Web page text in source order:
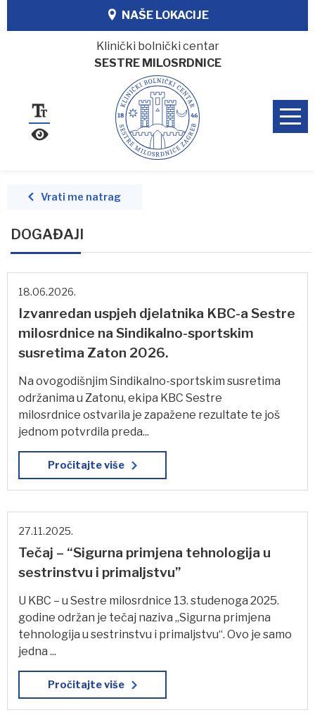
NAŠE LOKACIJE
Klinički bolnički centar
SESTRE MILOSRDNICE
Vrati me natrag
DOGAĐAJI
18.06.2026.
Izvanredan uspjeh djelatnika KBC-a Sestre
milosrdnice na Sindikalno-sportskim
susretima Zaton 2026.
Na ovogodišnjim Sindikalno-sportskim susretima
održanima u Zatonu, ekipa KBC Sestre
milosrdnice ostvarila je zapažene rezultate te još
jednom potvrdila preda...
Pročitajte više
27.11.2025.
Tečaj – “Sigurna primjena tehnologija u
sestrinstvu i primaljstvu”
U KBC – u Sestre milosrdnice 13. studenoga 2025.
godine održan je tečaj naziva „Sigurna primjena
tehnologija u sestrinstvu i primaljstvu“. Ovo je samo
jedna ...
Pročitajte više